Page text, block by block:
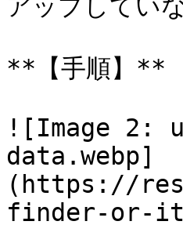
アップしてい
**【手順】**
![Image 2:
data.webp]
(https://
finder-or-